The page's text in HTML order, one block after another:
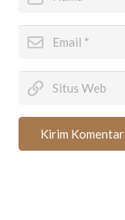
Kirim Komentar